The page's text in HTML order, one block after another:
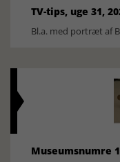
TV-tips, uge 31,
Bl.a. med portræt af
Museumsnumre